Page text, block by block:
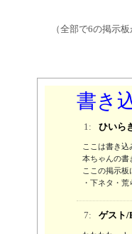
（全部で6の掲示板
書き
1: ひいら
ここは書き
本ちゃんの書
ここの掲示板
・下ネタ・荒
7: ゲスト/